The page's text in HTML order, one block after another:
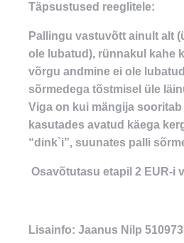
Täpsustused reeglitele:
Pallingu vastuvõtt ainult alt
ole lubatud), rünnakul kahe
võrgu andmine ei ole
sõrmedega tõstmisel üle
Viga on kui mängija
kasutades avatud käega
“dink`i”, suunates palli
Osavõtutasu etapil 2 EUR-i
Lisainfo: Jaanus Nilp